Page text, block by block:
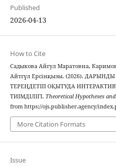
Published
2026-04-13
How to Cite
Садыкова Айгул Маратовна,
Айтгүл Ерсінқызы. (2026).
ТЕРЕҢДЕТІП ОҚЫТУДА
ТИІМДІЛІГІ. Theoretical Hypotheses
from https://ojs.publisher.agency/
More Citation Formats
Issue